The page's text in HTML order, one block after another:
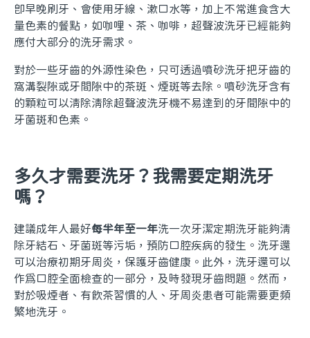
即早晚刷牙、會使用牙線、漱口水等，加上不常進食含大
量色素的餐點，如咖哩、茶、咖啡，超聲波洗牙已經能夠
應付大部分的洗牙需求。
對於一些牙齒的外源性染色，只可透過噴砂洗牙把牙齒的
窩溝裂隙或牙間隙中的茶斑、煙斑等去除。噴砂洗牙含有
的顆粒可以清除清除超聲波洗牙機不易達到的牙間隙中的
牙菌斑和色素。
多久才需要洗牙？我需要定期洗牙
嗎？
建議成年人最好每半年至一年洗一次牙潔定期洗牙能夠清
除牙結石、牙菌斑等污垢，預防口腔疾病的發生。洗牙還
可以治療初期牙周炎，保護牙齒健康。此外，洗牙還可以
作為口腔全面檢查的一部分，及時發現牙齒問題。然而，
對於吸煙者、有飲茶習慣的人、牙周炎患者可能需要更頻
繁地洗牙。